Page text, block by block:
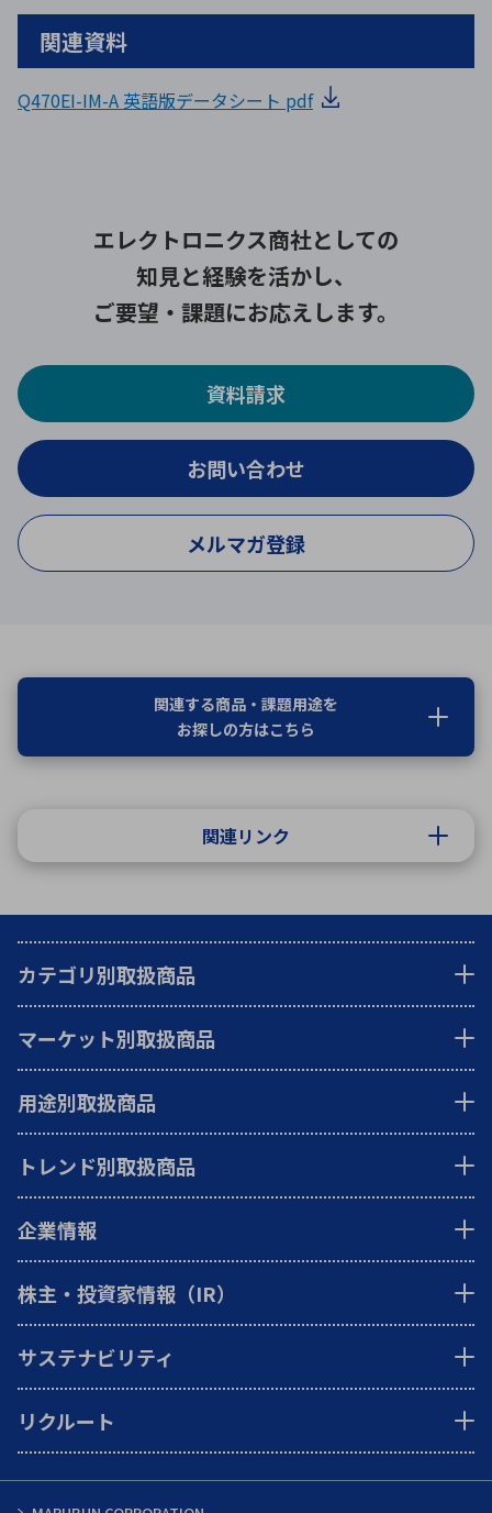
関連資料
Q470EI-IM-A 英語版データシート pdf
エレクトロニクス商社としての
知見と経験を活かし、
ご要望・課題にお応えします。
資料請求
お問い合わせ
メルマガ登録
関連する商品・課題用途を
お探しの方はこちら
関連リンク
カテゴリ別取扱商品
マーケット別取扱商品
用途別取扱商品
トレンド別取扱商品
企業情報
株主・投資家情報（IR）
サステナビリティ
リクルート